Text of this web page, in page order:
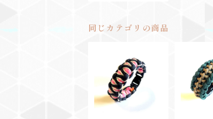
同じカテゴリの商品